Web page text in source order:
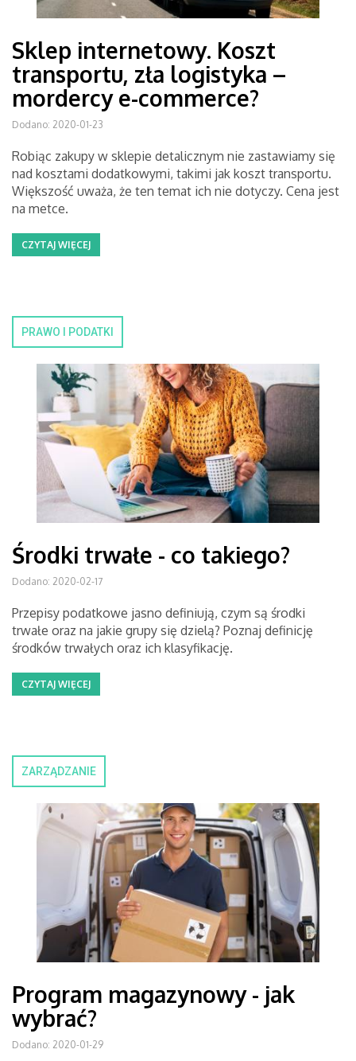
Sklep internetowy. Koszt
transportu, zła logistyka –
mordercy e-commerce?
Dodano: 2020-01-23
Robiąc zakupy w sklepie detalicznym nie zastawiamy się
nad kosztami dodatkowymi, takimi jak koszt transportu.
Większość uważa, że ten temat ich nie dotyczy. Cena jest
na metce.
CZYTAJ WIĘCEJ
PRAWO I PODATKI
Środki trwałe - co takiego?
Dodano: 2020-02-17
Przepisy podatkowe jasno definiują, czym są środki
trwałe oraz na jakie grupy się dzielą? Poznaj definicję
środków trwałych oraz ich klasyfikację.
CZYTAJ WIĘCEJ
ZARZĄDZANIE
Program magazynowy - jak
wybrać?
Dodano: 2020-01-29